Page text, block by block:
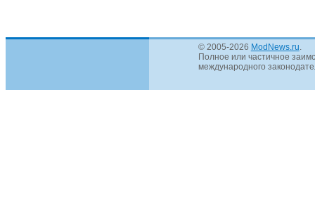
© 2005-2026 ModNews.ru
Полное или частичное
международного